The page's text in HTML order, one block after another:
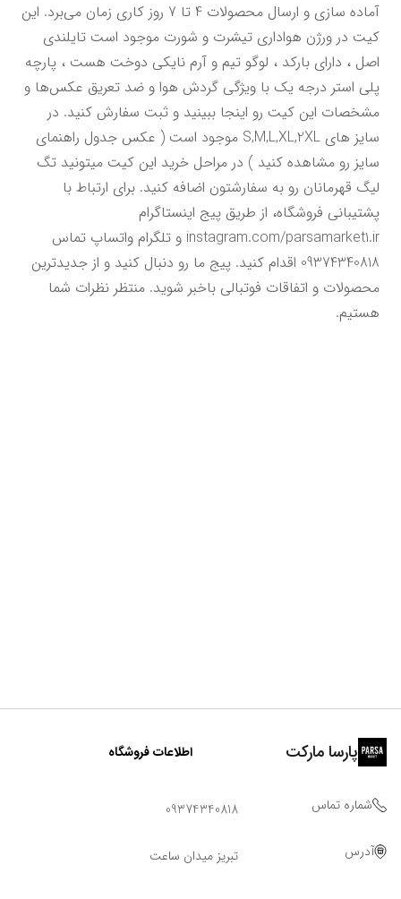
هستیم.
پارسا مارکت اطلاعات فروشگاه
شماره تماس 09374340818
آدرس تبریز میدان ساعت